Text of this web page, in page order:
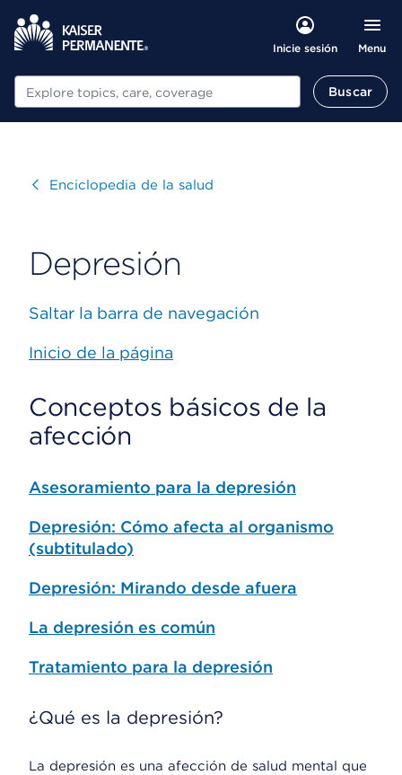
Inicie sesión Menu
Buscar Buscar
Visitar
Enciclopedia de la salud
Depresión
Saltar la barra de navegación
Inicio de la página
Conceptos básicos de la
afección
Asesoramiento para la depresión
Depresión: Cómo afecta al organismo
(subtitulado)
Depresión: Mirando desde afuera
La depresión es común
Tratamiento para la depresión
¿Qué es la depresión?
La depresión es una afección de salud mental que